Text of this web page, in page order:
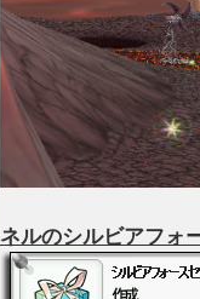
ネルのシルビアフォ